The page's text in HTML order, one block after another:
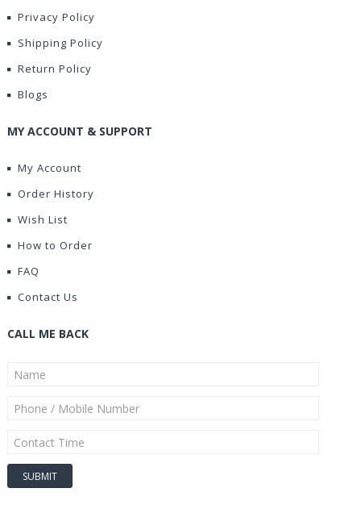
Privacy Policy
Shipping Policy
Return Policy
Blogs
MY ACCOUNT & SUPPORT
My Account
Order History
Wish List
How to Order
FAQ
Contact Us
CALL ME BACK